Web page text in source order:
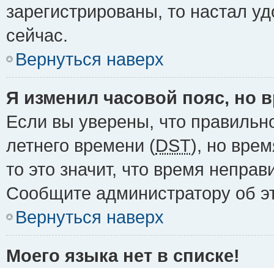
зарегистрированы, то настал
сейчас.
Вернуться наверх
Я изменил часовой пояс, но
Если вы уверены, что
летнего времени (DST), но
то это значит, что время
Сообщите администратору об
Вернуться наверх
Моего языка нет в списке!